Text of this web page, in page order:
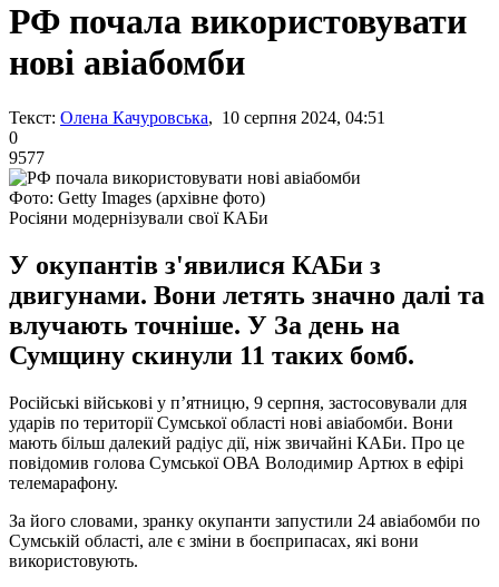
РФ почала використовувати
нові авіабомби
Текст: Олена Качуровська, 10 серпня 2024, 04:51
0
9577
Фото: Getty Images (архівне фото)
Росіяни модернізували свої КАБи
У окупантів з'явилися КАБи з
двигунами. Вони летять значно далі та
влучають точніше. У За день на
Сумщину скинули 11 таких бомб.
Російські військові у п’ятницю, 9 серпня, застосовували для
ударів по території Сумської області нові авіабомби. Вони
мають більш далекий радіус дії, ніж звичайні КАБи. Про це
повідомив голова Сумської ОВА Володимир Артюх в ефірі
телемарафону.
За його словами, зранку окупанти запустили 24 авіабомби по
Сумській області, але є зміни в боєприпасах, які вони
використовують.